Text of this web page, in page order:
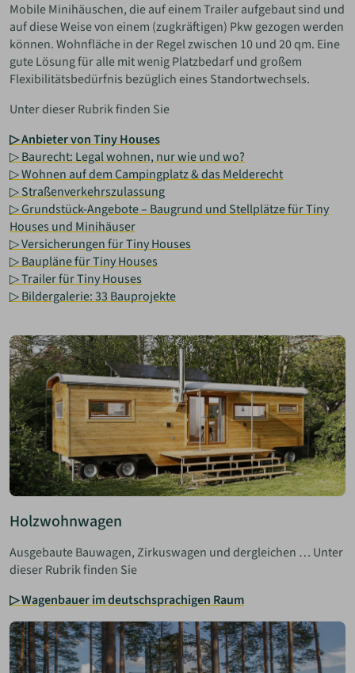
Mobile Minihäuschen, die auf einem Trailer aufgebaut sind und
auf diese Weise von einem (zugkräftigen) Pkw gezogen werden
können. Wohnfläche in der Regel zwischen 10 und 20 qm. Eine
gute Lösung für alle mit wenig Platzbedarf und großem
Flexibilitätsbedürfnis bezüglich eines Standortwechsels.
Unter dieser Rubrik finden Sie
▷ Anbieter von Tiny Houses
▷ Baurecht: Legal wohnen, nur wie und wo?
▷ Wohnen auf dem Campingplatz & das Melderecht
▷ Straßenverkehrszulassung
▷ Grundstück-Angebote – Baugrund und Stellplätze für Tiny
Houses und Minihäuser
▷ Versicherungen für Tiny Houses
▷ Baupläne für Tiny Houses
▷ Trailer für Tiny Houses
▷ Bildergalerie: 33 Bauprojekte
Holzwohnwagen
Ausgebaute Bauwagen, Zirkuswagen und dergleichen … Unter
dieser Rubrik finden Sie
▷ Wagenbauer im deutschsprachigen Raum